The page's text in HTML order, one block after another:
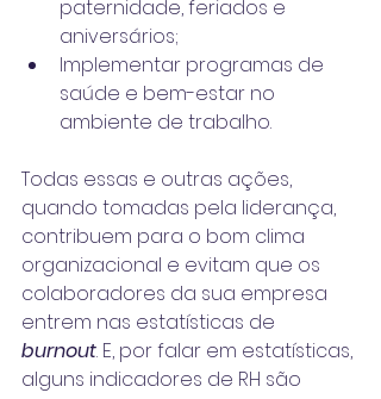
paternidade, feriados e
aniversários;
Implementar programas de
saúde e bem-estar no
ambiente de trabalho.
Todas essas e outras ações,
quando tomadas pela liderança,
contribuem para o bom clima
organizacional e evitam que os
colaboradores da sua empresa
entrem nas estatísticas de
burnout. E, por falar em estatísticas,
alguns indicadores de RH são